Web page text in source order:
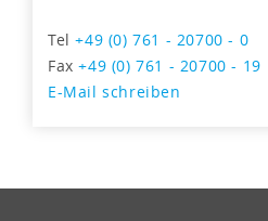
Tel+49 (0) 761 - 20700 - 0
Fax+49 (0) 761 - 20700 - 19
E-Mail schreiben